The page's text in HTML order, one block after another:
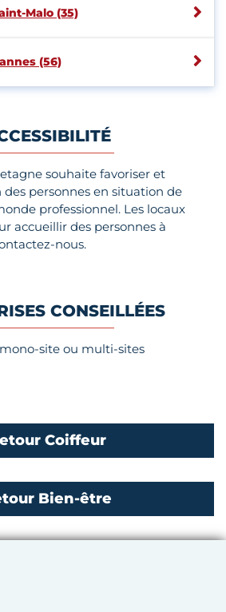
Malo (35)
(56)
souhaite favoriser et
des personnes en situation de
professionnel. Les locaux
accueillir des personnes à
nous.
CONSEILLÉES
mono-site ou multi-sites
Coiffeur
Bien-être